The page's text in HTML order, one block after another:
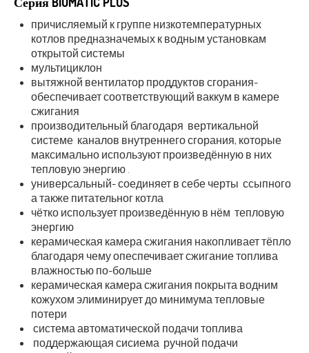
причисляемый к группе низкотемпературных
котлов предназначемых к водным установкам
открытой системы
мультициклон
вытяжной вентилатор проддуктов сгорания-
обеспечивает соответствующий ваккум в камере
сжигания
производительный благодаря вертикальной
системе каналов внутреннего сгорания, которые
максимально используют произведённую в них
тепловую энергию .
универсальный- соединяет в себе черты ссыпного
а также питательног котла
чётко использует произведённую в нём тепловую
энергию
керамическая камера сжигания накопливает тёпло
благодаря чему опеспечивает сжигание топлива
влажностью по-больше
керамическая камера сжигания покрыта водним
кожухом элиминирует до минимума тепловые
потери
система автоматической подачи топлива
поддержающая сисиема ручной подачи